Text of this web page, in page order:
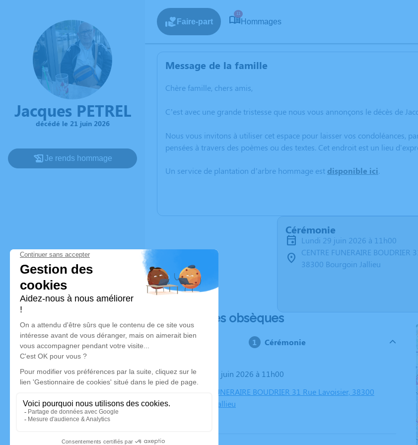
Jacques PETREL
décédé le 21 juin 2026
Je rends hommage
Faire-part
11
Hommages
Message de la famille
Chère famille, chers amis,
C’est avec une grande tristesse que nous vous annonçons le décès de
Nous vous invitons à utiliser cet espace pour laisser vos condoléances,
pensées à travers des poèmes ou des textes. Cet endroit est un lieu
Un service de plantation d’arbre hommage est disponible ici.
Cérémonie
lundi 29 juin 2026 à 11h00
CENTRE FUNERAIRE BOUDRIER
38300 Bourgoin Jallieu
Déroulé des obsèques
Cérémonie
Le lundi 29 juin 2026 à 11h00
CENTRE FUNERAIRE BOUDRIER 31 Rue Lavoisier, 38300
Bourgoin Jallieu